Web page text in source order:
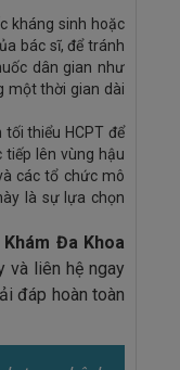
kháng sinh hoặc
bác sĩ, để tránh
dân gian như
một thời gian dài
thiểu HCPT để
lên vùng hậu
các tổ chức mô
là sự lựa chọn
Đa Khoa
và liên hệ ngay
đáp hoàn toàn